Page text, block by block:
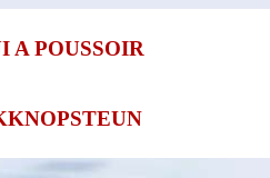
A POUSSOIR